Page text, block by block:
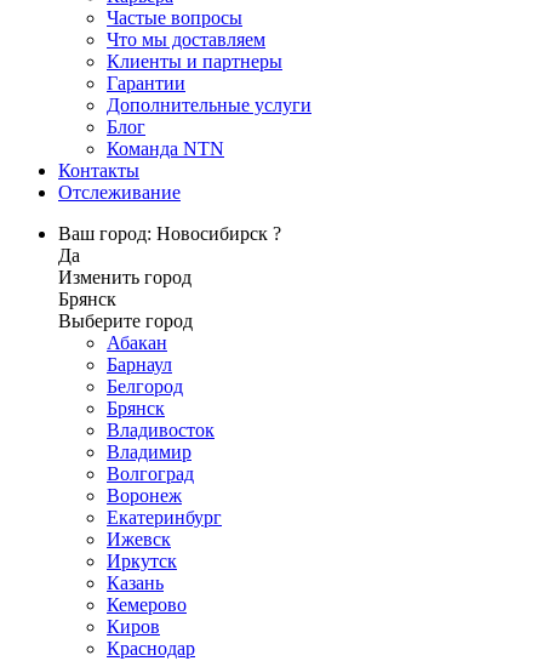
Частые вопросы
Что мы доставляем
Клиенты и партнеры
Гарантии
Дополнительные услуги
Блог
Команда NTN
Контакты
Отслеживание
Ваш город: Новосибирск ?
Да
Изменить город
Брянск
Выберите город
Абакан
Барнаул
Белгород
Брянск
Владивосток
Владимир
Волгоград
Воронеж
Екатеринбург
Ижевск
Иркутск
Казань
Кемерово
Киров
Краснодар